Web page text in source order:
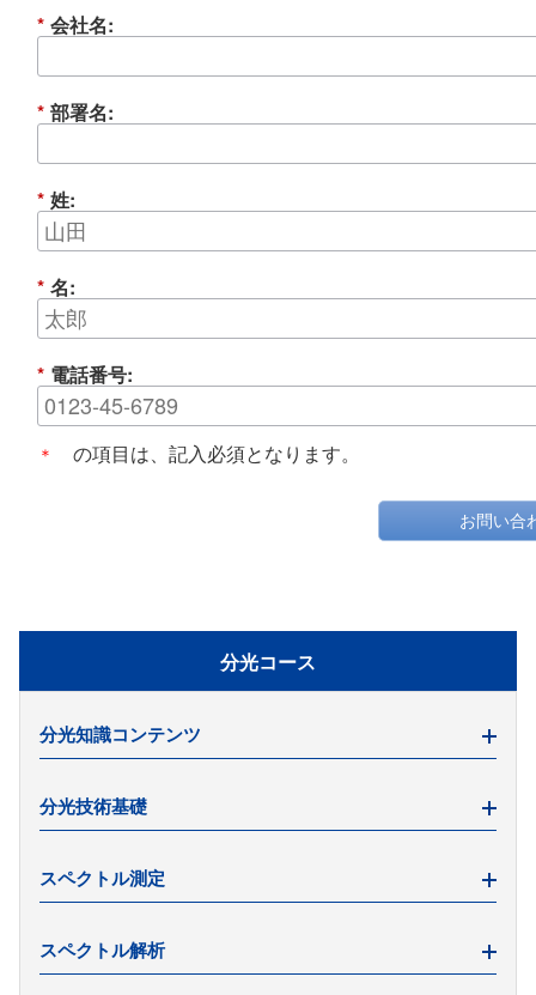
* 会社名:
* 部署名:
* 姓:
* 名:
* 電話番号:
＊ の項目は、記入必須となります。
お問い合
分光コース
分光知識コンテンツ
分光器の基本のキ
分光器の用途を徹底解説
近赤外分光法とは
近赤外分光とIoT
分光技術基礎
分光分析とは
FTIRとは
赤外分光法と近赤外分光法の違い
スペクトル測定
分光器の構造と種類
スペクトル解析